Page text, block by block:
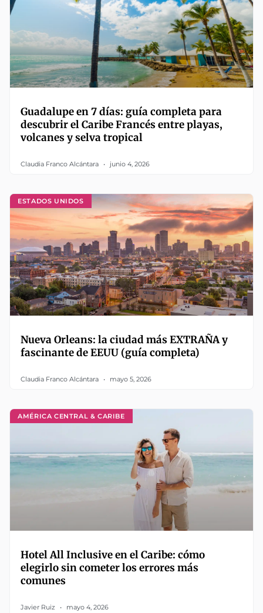
Guadalupe en 7 días: guía completa para
descubrir el Caribe Francés entre playas,
volcanes y selva tropical
Claudia Franco Alcántara junio 4, 2026
ESTADOS UNIDOS
Nueva Orleans: la ciudad más EXTRAÑA y
fascinante de EEUU (guía completa)
Claudia Franco Alcántara mayo 5, 2026
AMÉRICA CENTRAL & CARIBE
Hotel All Inclusive en el Caribe: cómo
elegirlo sin cometer los errores más
comunes
Javier Ruiz mayo 4, 2026